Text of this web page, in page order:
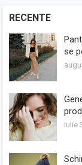
RECENTE
se
iulie